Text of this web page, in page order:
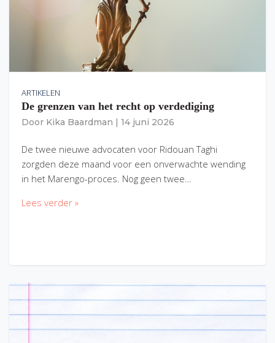
ARTIKELEN
De grenzen van het recht op verdediging
Door Kika Baardman 14 juni 2026
De twee nieuwe advocaten voor Ridouan Taghi
zorgden deze maand voor een onverwachte wending
in het Marengo-proces. Nog geen twee…
Lees verder »